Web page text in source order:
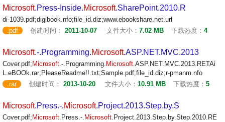
Microsoft.Press-Inside.Microsoft.SharePoint.2010.R
di-1039.pdf;digibook.nfo;file_id.diz;www.ebookshare.net.url
.pdf
创建时间： 2011-10-07 文件大小： 7.02 MB 下载热度： 4
Microsoft.-.Programming.Microsoft.ASP.NET.MVC.2013
Cover.pdf; Microsoft.-.Programming. Microsoft.ASP.NET.MVC.2013.RETAi
L.eBOOk.rar;PleaseReadme!!.txt;Sample.pdf;file_id.diz;r-pmanm.nfo
.rar
创建时间： 2013-10-20 文件大小： 10.91 MB 下载热度： 5
Microsoft.Press.-.Microsoft.Project.2013.Step.by.S
Cover.pdf; Microsoft.Press.-. Microsoft.Project.2013.Step.by.Step.2010.RE